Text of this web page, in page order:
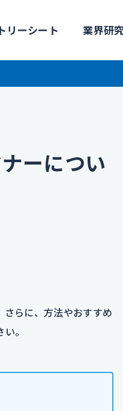
リーシート 業界研
ーについ
さらに、方法やおすすめ
。